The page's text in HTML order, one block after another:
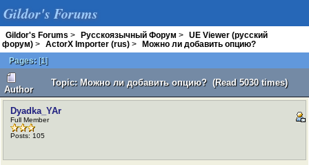
Gildor's Forums
Gildor's Forums > Русскоязычный Форум >
UE Viewer (русский
форум) > ActorX Importer (rus) >
Можно ли добавить опцию?
Pages: [1]
Author
Topic: Можно ли добавить опцию? (Read 5030 times)
Dyadka_YAr
Full Member
Posts: 105